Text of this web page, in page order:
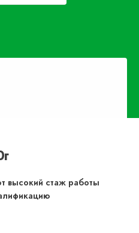
высокий стаж работы